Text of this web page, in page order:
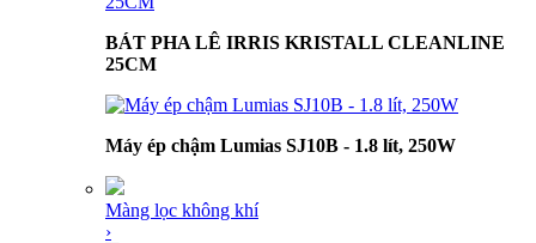
BÁT PHA LÊ IRRIS KRISTALL CLEANLINE
25CM
Máy ép chậm Lumias SJ10B - 1.8 lít, 250W
Màng lọc không khí
›